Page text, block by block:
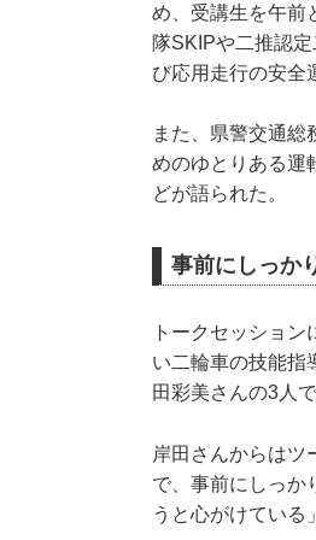
め、受講生を午前
隊SKIPや二推認
び応用走行の安全
また、県警交通
めのゆとりある運
どが語られた。
事前にしっか
トークセッショ
い二輪車の技能指
田彩美さんの3人
岸田さんからはツ
で、事前にしっか
うと心がけている